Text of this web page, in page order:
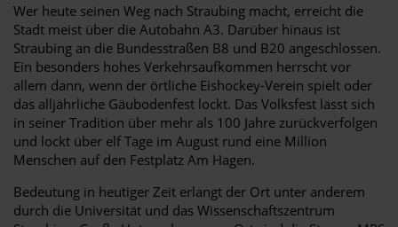
Wer heute seinen Weg nach Straubing macht, erreicht die
Stadt meist über die Autobahn A3. Darüber hinaus ist
Straubing an die Bundesstraßen B8 und B20 angeschlossen.
Ein besonders hohes Verkehrsaufkommen herrscht vor
allem dann, wenn der örtliche Eishockey-Verein spielt oder
das alljährliche Gäubodenfest lockt. Das Volksfest lässt sich
in seiner Tradition über mehr als 100 Jahre zurückverfolgen
und lockt über elf Tage im August rund eine Million
Menschen auf den Festplatz Am Hagen.
Bedeutung in heutiger Zeit erlangt der Ort unter anderem
durch die Universität und das Wissenschaftszentrum